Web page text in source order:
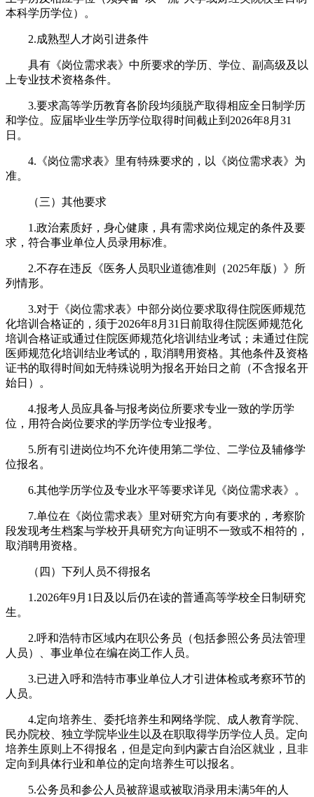
本科学历学位）。
2.成熟型人才岗引进条件
具有《岗位需求表》中所要求的学历、学位、副高级及以
上专业技术资格条件。
3.要求高等学历教育各阶段均须脱产取得相应全日制学历
和学位。应届毕业生学历学位取得时间截止到2026年8月31
日。
4.《岗位需求表》里有特殊要求的，以《岗位需求表》为
准。
（三）其他要求
1.政治素质好，身心健康，具有需求岗位规定的条件及要
求，符合事业单位人员录用标准。
2.不存在违反《医务人员职业道德准则（2025年版）》所
列情形。
3.对于《岗位需求表》中部分岗位要求取得住院医师规范
化培训合格证的，须于2026年8月31日前取得住院医师规范化
培训合格证或通过住院医师规范化培训结业考试；未通过住院
医师规范化培训结业考试的，取消聘用资格。其他条件及资格
证书的取得时间如无特殊说明为报名开始日之前（不含报名开
始日）。
4.报考人员应具备与报考岗位所要求专业一致的学历学
位，用符合岗位要求的学历学位专业报考。
5.所有引进岗位均不允许使用第二学位、二学位及辅修学
位报名。
6.其他学历学位及专业水平等要求详见《岗位需求表》。
7.单位在《岗位需求表》里对研究方向有要求的，考察阶
段发现考生档案与学校开具研究方向证明不一致或不相符的，
取消聘用资格。
（四）下列人员不得报名
1.2026年9月1日及以后仍在读的普通高等学校全日制研究
生。
2.呼和浩特市区域内在职公务员（包括参照公务员法管理
人员）、事业单位在编在岗工作人员。
3.已进入呼和浩特市事业单位人才引进体检或考察环节的
人员。
4.定向培养生、委托培养生和网络学院、成人教育学院、
民办院校、独立学院毕业生以及在职取得学历学位人员。定向
培养生原则上不得报名，但是定向到内蒙古自治区就业，且非
定向到具体行业和单位的定向培养生可以报名。
5.公务员和参公人员被辞退或被取消录用未满5年的人